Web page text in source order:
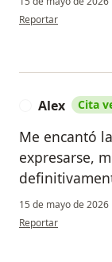
en opinión del
Reportar
Alex Cita
Me encantó
expresarse,
15 de mayo de 2026
en opinión del
Reportar